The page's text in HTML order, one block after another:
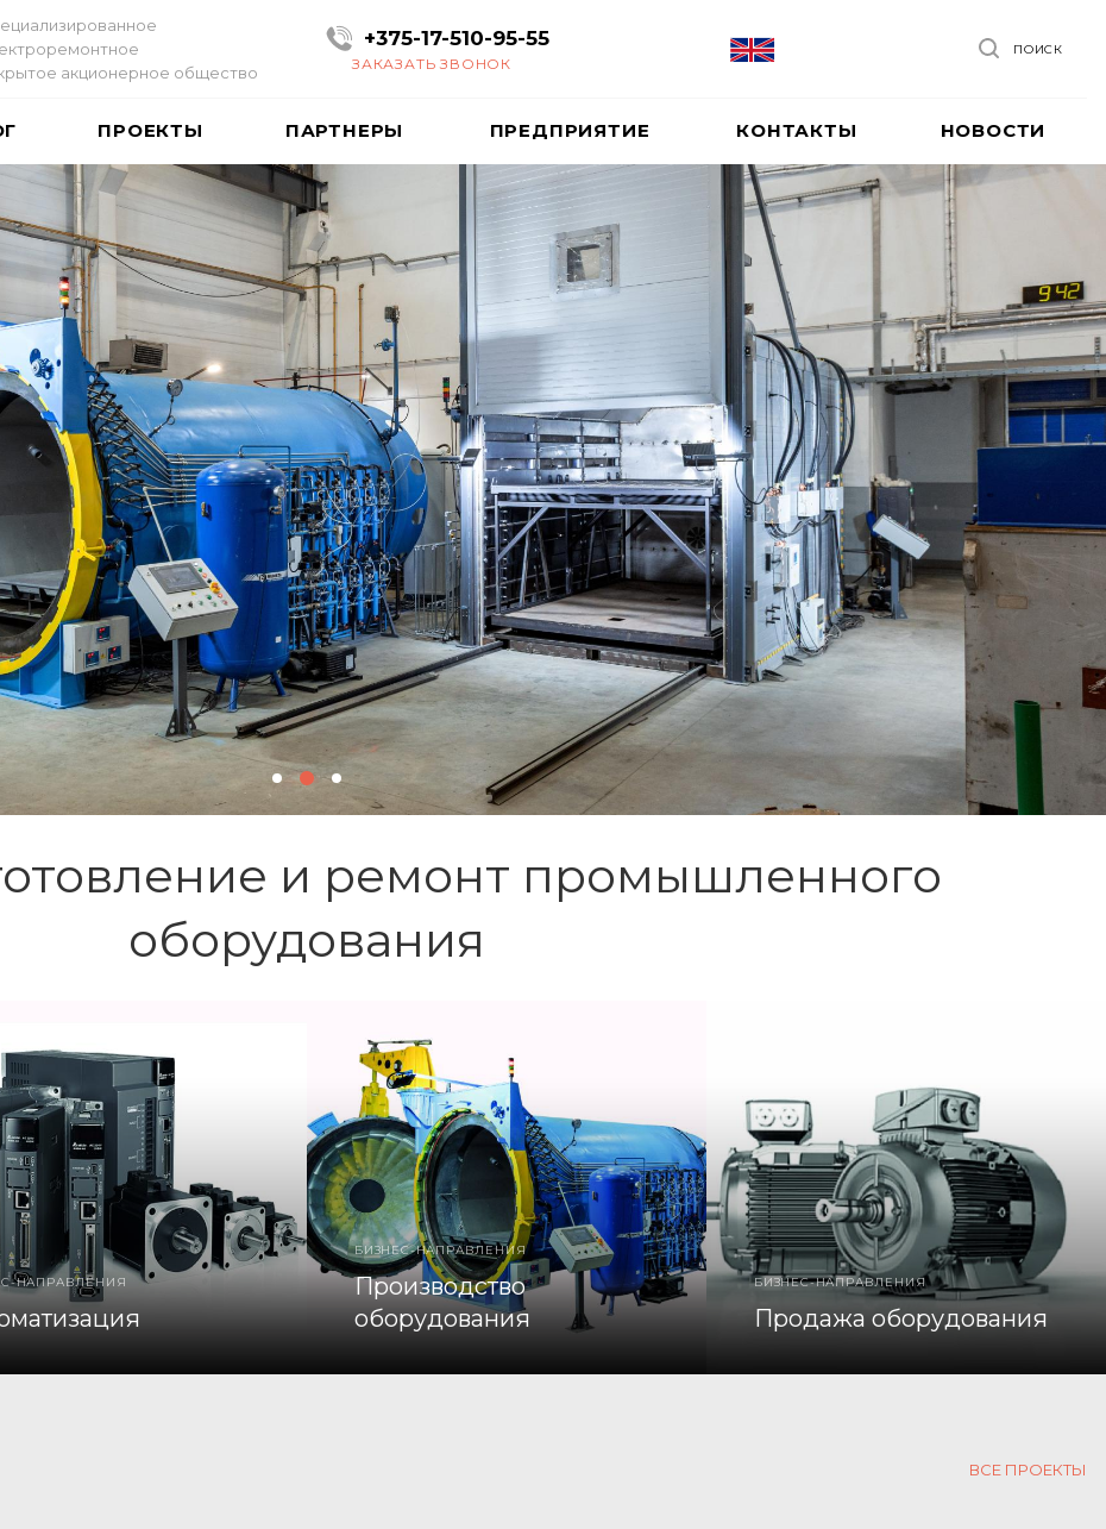
акционерное общество
+375-17-510-95-55
ЗАКАЗАТЬ ЗВОНОК
ПОИСК
ПРОЕКТЫ ПАРТНЕРЫ ПРЕДПРИЯТИЕ КОНТАКТЫ НОВОСТИ
Производство
оборудования
ПОДРОБНЕЕ
и ремонт промышленного
оборудования
НАПРАВЛЕНИЯ
БИЗНЕС-НАПРАВЛЕНИЯ
Производство
оборудования
БИЗНЕС-НАПРАВЛЕНИЯ
Продажа оборудования
ВСЕ ПРОЕКТЫ